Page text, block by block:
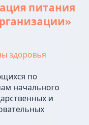
питания
здоровья
по
начального
и